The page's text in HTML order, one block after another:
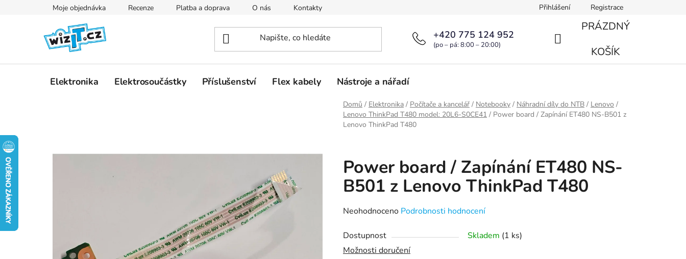
Moje objednávka Recenze Platba a doprava O nás Kontakty Přihlášení Registrace
+420 775 124 952
(po – pá: 8:00 – 20:00)
NÁKUPNÍ
PRÁZDNÝ
KOŠÍK
Elektronika Elektrosoučástky Příslušenství Flex kabely Nástroje a nářadí
Domů / Elektronika / Počítače a kancelář / Notebooky / Náhradní díly do NTB / Lenovo /
Lenovo ThinkPad T480 model: 20L6-S0CE41 / Power board / Zapínání ET480 NS-B501 z
Lenovo ThinkPad T480
Power board / Zapínání ET480 NS-
B501 z Lenovo ThinkPad T480
Průměrné
produktu
je
Neohodnoceno Podrobnosti hodnocení
Dostupnost Skladem (1 ks)
Možnosti doručení